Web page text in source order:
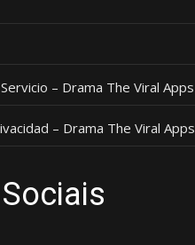
– Drama The Viral Apps
– Drama The Viral Apps